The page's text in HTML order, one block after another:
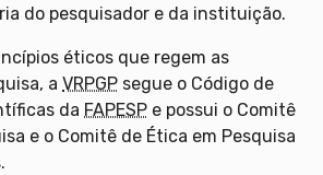
do pesquisador e da instituição.
éticos que regem as
a VRPGP segue o Código de
da FAPESP e possui o Comitê
e o Comitê de Ética em Pesquisa